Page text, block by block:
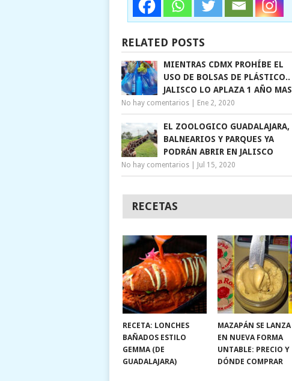
RELATED POSTS
MIENTRAS CDMX PROHÍBE EL
USO DE BOLSAS DE PLÁSTICO..
JALISCO LO APLAZA 1 AÑO MAS
No hay comentarios Ene 2, 2020
EL ZOOLOGICO GUADALAJARA,
BALNEARIOS Y PARQUES YA
PODRÁN ABRIR EN JALISCO
No hay comentarios Jul 15, 2020
RECETAS
RECETA: LONCHES
BAÑADOS ESTILO
GEMMA (DE
GUADALAJARA)
MAZAPÁN SE LANZA
EN NUEVA FORMA
UNTABLE: PRECIO Y
DÓNDE COMPRAR